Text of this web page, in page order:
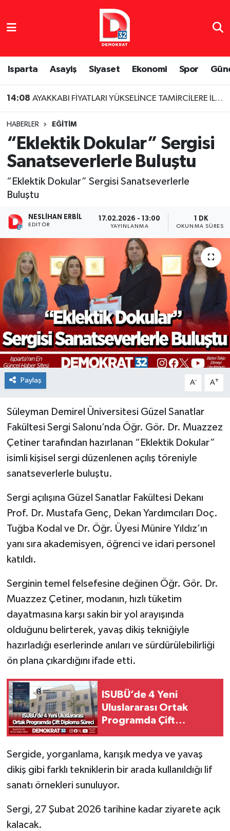
Isparta Asayiş Siyaset Ekonomi Spor
14:08 AYAKKABI FİYATLARI YÜKSELİNCE TAMİRCİLERE İLGİ ARTTI
HABERLER EĞITIM
“Eklektik Dokular” Sergisi
Sanatseverlerle Buluştu
“Eklektik Dokular” Sergisi Sanatseverlerle
Buluştu
NESLIHAN ERBIL
EDITÖR
17.02.2026 - 13:00
YAYINLANMA
1 DK
OKUNMA SÜRESI
Paylaş A- A+
Süleyman Demirel Üniversitesi Güzel Sanatlar
Fakültesi Sergi Salonu’nda Öğr. Gör. Dr. Muazzez
Çetiner tarafından hazırlanan “Eklektik Dokular”
isimli kişisel sergi düzenlenen açılış töreniyle
sanatseverlerle buluştu.
Sergi açılışına Güzel Sanatlar Fakültesi Dekanı
Prof. Dr. Mustafa Genç, Dekan Yardımcıları Doç.
Tuğba Kodal ve Dr. Öğr. Üyesi Münire Yıldız’ın
yanı sıra akademisyen, öğrenci ve idari personel
katıldı.
Serginin temel felsefesine değinen Öğr. Gör. Dr.
Muazzez Çetiner, modanın, hızlı tüketim
dayatmasına karşı sakin bir yol arayışında
olduğunu belirterek, yavaş dikiş tekniğiyle
hazırladığı eserlerinde anıları ve sürdürülebilirliği
ön plana çıkardığını ifade etti.
ISUBÜ’de 4 Yeni
Uluslararası Ortak
Programda Çift
Sergide, yorganlama, karışık medya ve yavaş
dikiş gibi farklı tekniklerin bir arada kullanıldığı lif
sanatı örnekleri sunuluyor.
Sergi, 27 Şubat 2026 tarihine kadar ziyarete açık
kalacak.
Isparta Nöbetçi Eczaneler
Isparta Hava Durumu
Isparta Namaz Vakitleri
Süper Lig Puan Durumu ve Fikstür
Tüm Manşetler
Son Dakika Haberleri
Haber Arşivi